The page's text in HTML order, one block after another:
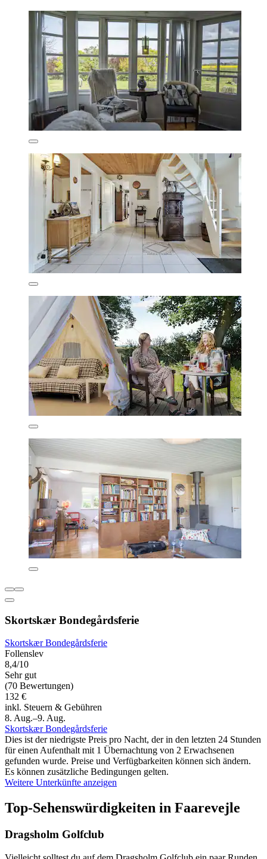
Skortskær Bondegårdsferie
Skortskær Bondegårdsferie
Follenslev
8,4/10
Sehr gut
(70 Bewertungen)
132 €
inkl. Steuern & Gebühren
8. Aug.–9. Aug.
Skortskær Bondegårdsferie
Dies ist der niedrigste Preis pro Nacht, der in den letzten 24 Stunden
für einen Aufenthalt mit 1 Übernachtung von 2 Erwachsenen
gefunden wurde. Preise und Verfügbarkeiten können sich ändern.
Es können zusätzliche Bedingungen gelten.
Weitere Unterkünfte anzeigen
Top-Sehenswürdigkeiten in Faarevejle
Dragsholm Golfclub